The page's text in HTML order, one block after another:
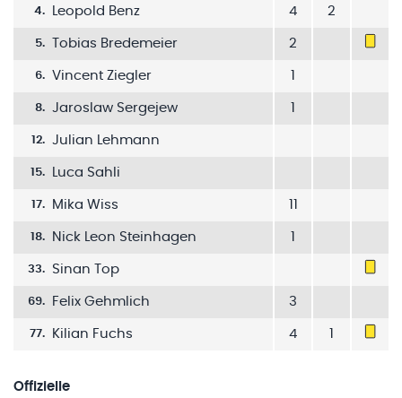
4. Leopold Benz 4 2
5. Tobias Bredemeier 2
6. Vincent Ziegler
8. Jaroslaw Sergejew
12. Julian Lehmann
15. Luca Sahli
17. Mika Wiss
18. Nick Leon Steinhagen
33. Sinan Top
69. Felix Gehmlich 3
77. Kilian Fuchs 4
Offizielle